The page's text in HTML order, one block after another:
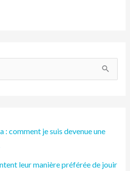
: comment je suis devenue une
leur manière préférée de jouir